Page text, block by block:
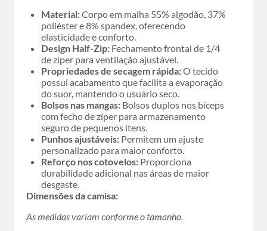
Material:Corpo em malha 55% algodão, 37%
poliéster e 8% spandex, oferecendo
elasticidade e conforto.
Design Half-Zip: Fechamento frontal de 1/4
de zíper para ventilação ajustável.
Propriedades de secagem rápida:O tecido
possui acabamento que facilita a evaporação
do suor, mantendo o usuário seco.
Bolsos nas mangas: Bolsos duplos nos bíceps
com fecho de zíper para armazenamento
seguro de pequenos itens.
Punhos ajustáveis: Permitem um ajuste
personalizado para maior conforto.
Reforço nos cotovelos: Proporciona
durabilidade adicional nas áreas de maior
desgaste.
Dimensões da camisa:
As medidas variam conforme o tamanho.